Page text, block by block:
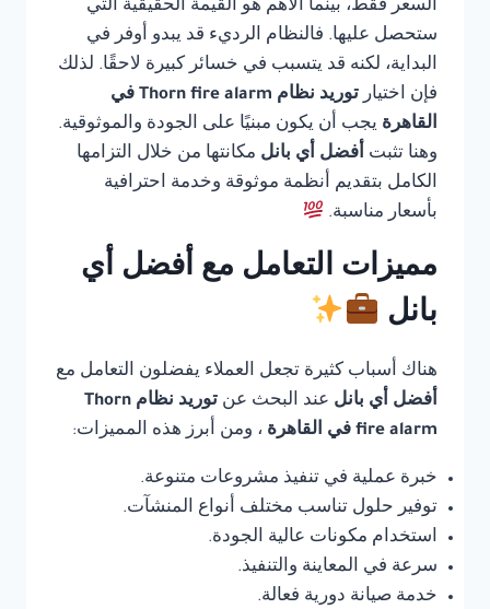
السعر فقط، بينما الأهم هو القيمة الحقيقية التي
ستحصل عليها. فالنظام الرديء قد يبدو أوفر في
البداية، لكنه قد يتسبب في خسائر كبيرة لاحقًا. لذلك
فإن اختيار
توريد نظام Thorn fire alarm في
القاهرة يجب أن يكون مبنيًا على الجودة والموثوقية.
وهنا تثبت أفضل أي بانل مكانتها من خلال التزامها
الكامل بتقديم أنظمة موثوقة وخدمة احترافية
بأسعار مناسبة.
مميزات التعامل مع أفضل أي
بانل
هناك أسباب كثيرة تجعل العملاء يفضلون التعامل مع
أفضل أي بانل عند البحث عن
توريد نظام Thorn
fire alarm في القاهرة
، ومن أبرز هذه المميزات:
خبرة عملية في تنفيذ مشروعات متنوعة.
توفير حلول تناسب مختلف أنواع المنشآت.
استخدام مكونات عالية الجودة.
سرعة في المعاينة والتنفيذ.
خدمة صيانة دورية فعالة.